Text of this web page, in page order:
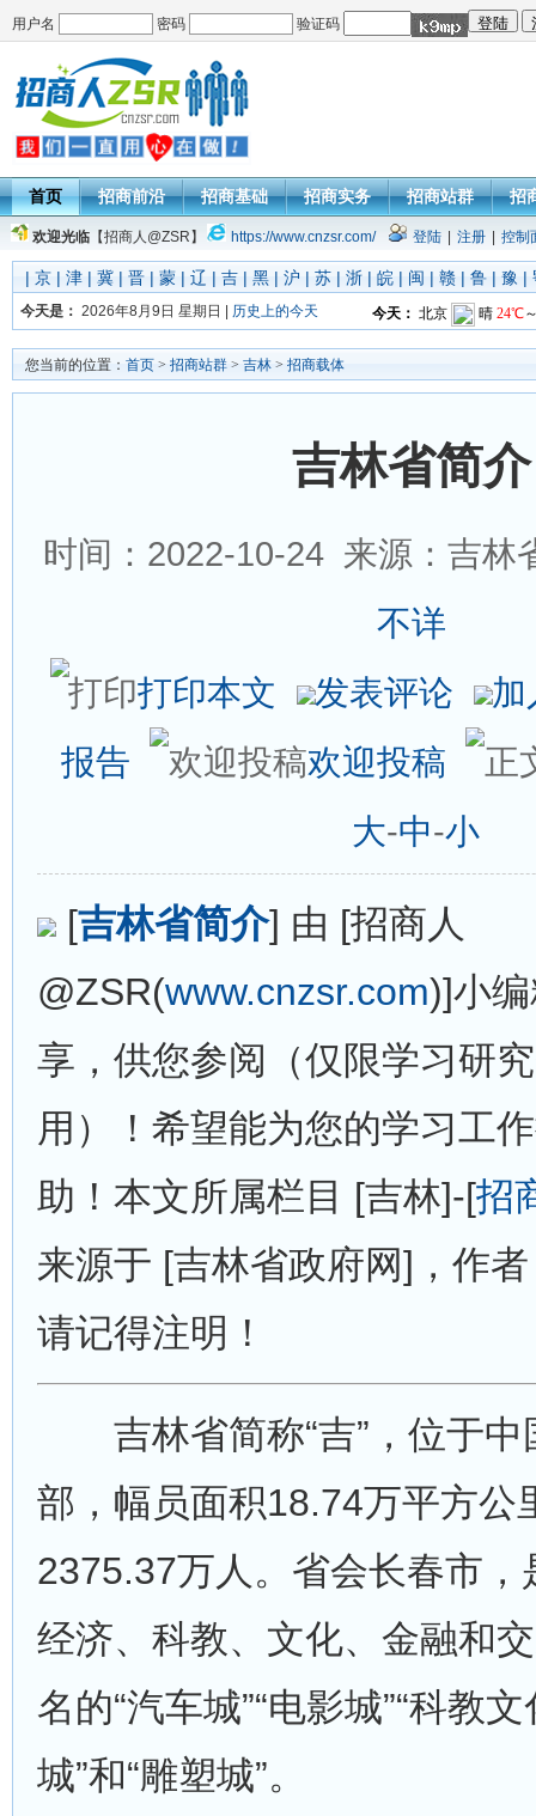
用户名 密码 验证码
首页 招商前沿 招商基础 招商实务 招商站群 招
欢迎光临 【招商人@ZSR】 https://www.cnzsr.com/ 登陆 注册 控制
| 京 | 津 | 冀 | 晋 | 蒙 | 辽 | 吉 | 黑 | 沪 | 苏 | 浙 | 皖 | 闽 | 赣 | 鲁 | 豫 |
今天是： 2026年8月9日 星期日 | 历史上的今天
您当前的位置： 首页 > 招商站群 > 吉林 > 招商载体
吉林省简介
时间：2022-10-24 来源：吉林
不详
打印本文
发表评论
加
报告
欢迎投稿
大-中-小
[吉林省简介] 由 [招商人
@ZSR(www.cnzsr.com)]小
享，供您参阅（仅限学习研
用）！希望能为您的学习工
助！本文所属栏目 [吉林]-[招
来源于 [吉林省政府网]，作
请记得注明！
吉林省简称“吉”，位于中
部，幅员面积18.74万平方公
2375.37万人。省会长春市，
经济、科教、文化、金融和
名的“汽车城”“电影城”“科教文
城”和“雕塑城”。